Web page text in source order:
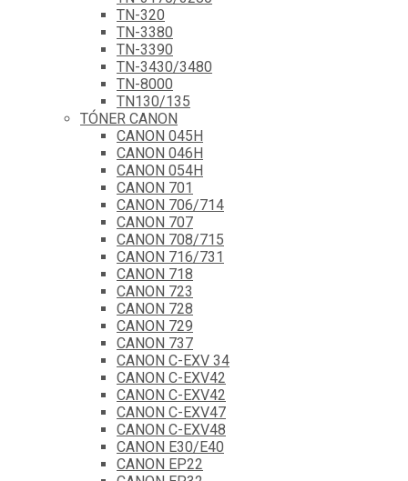
TN-320
TN-3380
TN-3390
TN-3430/3480
TN-8000
TN130/135
TÓNER CANON
CANON 045H
CANON 046H
CANON 054H
CANON 701
CANON 706/714
CANON 707
CANON 708/715
CANON 716/731
CANON 718
CANON 723
CANON 728
CANON 729
CANON 737
CANON C-EXV 34
CANON C-EXV42
CANON C-EXV42
CANON C-EXV47
CANON C-EXV48
CANON E30/E40
CANON EP22